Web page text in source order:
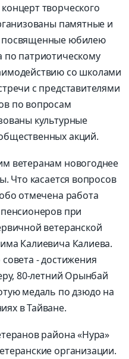
творческого
памятные и
посвященные юбилею
патриотическому
со школами
с представителями
по вопросам
культурные
акций.
ветеранам новогоднее
Что касается вопросов
отмечена работа
при
ветеранской
Калиевича Калиева.
- достижения
80-летний Орынбай
медаль по дзюдо на
в Тайване.
района «Нура»
организации.